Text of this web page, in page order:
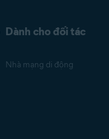
Dành cho đối tác
Nhà mạng di động